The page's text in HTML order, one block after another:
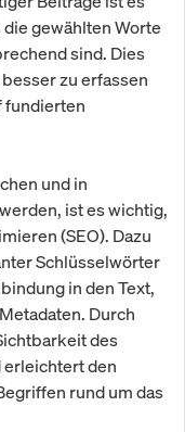
gewählten Worte
sind. Dies
zu erfassen
fundierten
und in
ist es wichtig,
(SEO). Dazu
Schlüsselwörter
in den Text,
Durch
des
den
rund um das